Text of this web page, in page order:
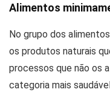
Alimentos
No grupo dos
os produtos naturais
processos que não os
categoria mais